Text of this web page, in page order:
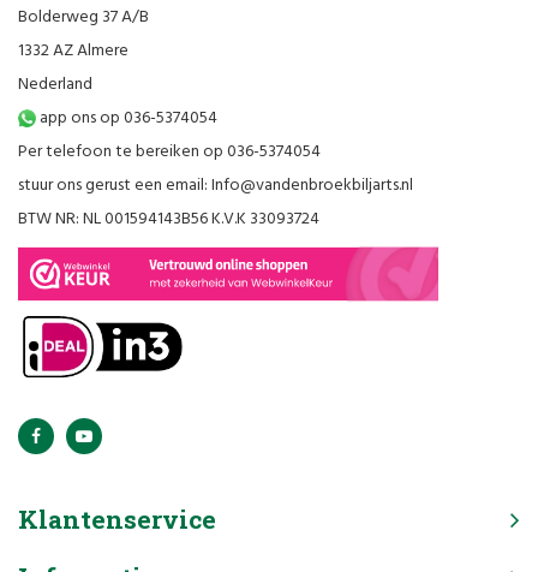
Bolderweg 37 A/B
1332 AZ Almere
Nederland
app ons op 036-5374054
Per telefoon te bereiken op 036-5374054
stuur ons gerust een email:Info@vandenbroekbiljarts.nl
BTW NR: NL 001594143B56 K.V.K 33093724
Klantenservice